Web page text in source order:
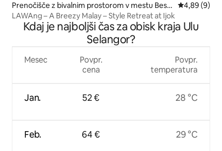
Prenočišče z bivalnim prostorom v mestu Besta
ri Jaya
Povprečna
4,89 (9)
LAWAng – A Breezy Malay – Style Retreat at Ijok
Kdaj je najboljši čas za obisk kraja Ulu
Selangor?
Mesec
Jan.
Feb.
Povpr.
cena
52 €
64 €
Povpr.
temperatura
28 °C
29 °C